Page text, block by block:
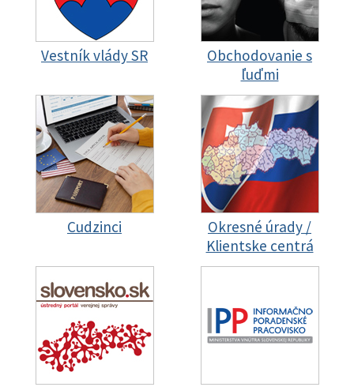
Vestník vlády SR
Obchodovanie s
ľuďmi
Cudzinci
Okresné úrady /
Klientske centrá